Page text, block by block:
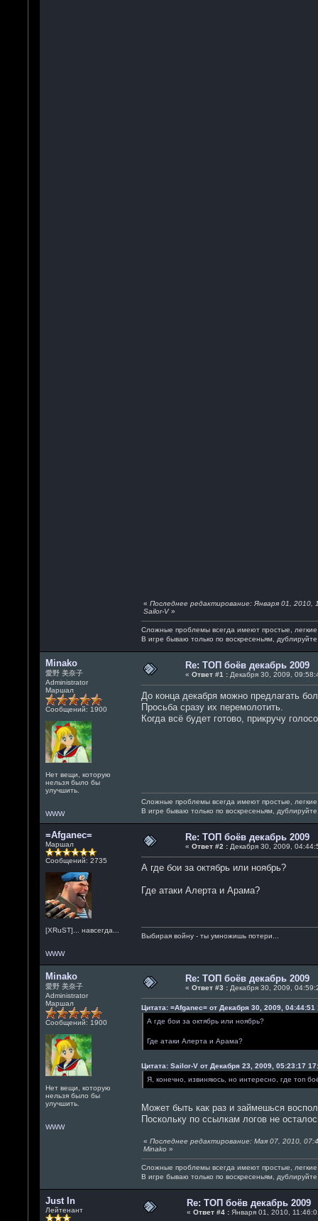
« Последнее редактирование: Января 01, 2010,
Sailor-V»
Сложные проблемы всегда имеют простые,
В игре бываю только по воскресеньям,
Minako
愛野 美奈子
Administrator
Маршал
Сообщений: 1900
Нет вещи, которую
нельзя было бы
улучшить.
WWW
Re: ТОП боёв декабрь 2009
« Ответ #1 :Декабря 30, 2009,
До конца декабря можно предлагать
Просьба сразу их перемолотить.
Когда всё будет готово, прикручу
Сложные проблемы всегда имеют простые,
В игре бываю только по воскресеньям,
=Afganec=
Маршал
Сообщений: 2735
[XRuST]... навсегда...
WWW
Re: ТОП боёв декабрь 2009
« Ответ #2 :Декабря 30, 2009,
А где бои за октябрь или ноябрь?
Где атаки Алерта и Арама?
Выбирая войну - ты умножишь потери...
Minako
愛野 美奈子
Administrator
Маршал
Сообщений: 1900
Нет вещи, которую
нельзя было бы
улучшить.
WWW
Re: ТОП боёв декабрь 2009
« Ответ #3 :Декабря 30, 2009,
Цитата: =Afganec= от Декабря 30, 2009, 04:44:51
А где бои за октябрь или ноябрь?
Где атаки Алерта и Арама?
Цитата: Sailor-V от Декабря 23, 2009, 05:23:17
Я, конечно, извиняюсь, но интересно, где топ
Может быть как раз и займешься
Поскольку по ссылкам логов не
« Последнее редактирование: Мая 07, 2010,
Minako»
Сложные проблемы всегда имеют простые,
В игре бываю только по воскресеньям,
Just In
Лейтенант
Re: ТОП боёв декабрь 2009
« Ответ #4 :Января 01, 2010,